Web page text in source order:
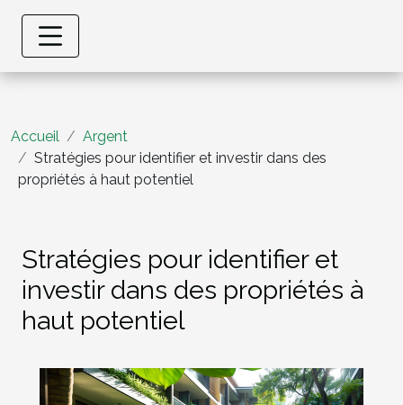
Accueil
Argent
Stratégies pour identifier et investir dans des
propriétés à haut potentiel
Stratégies pour identifier et
investir dans des propriétés à
haut potentiel